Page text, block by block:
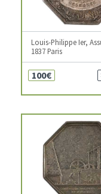
Louis-Philippe Ier,
1837 Paris
100€